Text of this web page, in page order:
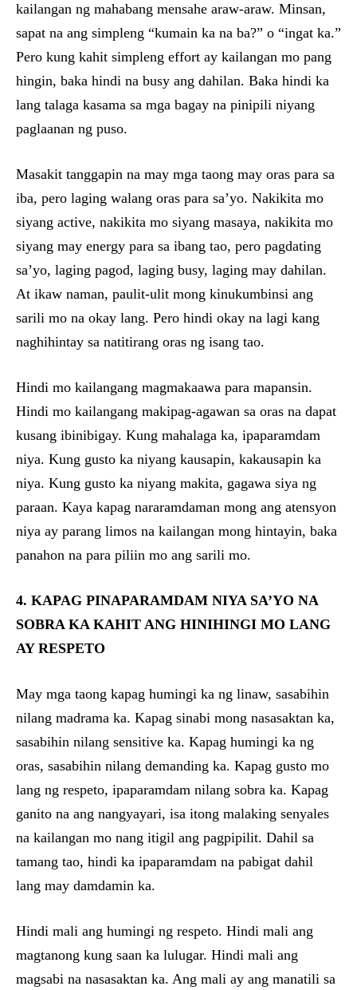
kailangan ng mahabang mensahe araw-araw. Minsan,
sapat na ang simpleng “kumain ka na ba?” o “ingat ka.”
Pero kung kahit simpleng effort ay kailangan mo pang
hingin, baka hindi na busy ang dahilan. Baka hindi ka
lang talaga kasama sa mga bagay na pinipili niyang
paglaanan ng puso.
Masakit tanggapin na may mga taong may oras para sa
iba, pero laging walang oras para sa’yo. Nakikita mo
siyang active, nakikita mo siyang masaya, nakikita mo
siyang may energy para sa ibang tao, pero pagdating
sa’yo, laging pagod, laging busy, laging may dahilan.
At ikaw naman, paulit-ulit mong kinukumbinsi ang
sarili mo na okay lang. Pero hindi okay na lagi kang
naghihintay sa natitirang oras ng isang tao.
Hindi mo kailangang magmakaawa para mapansin.
Hindi mo kailangang makipag-agawan sa oras na dapat
kusang ibinibigay. Kung mahalaga ka, ipaparamdam
niya. Kung gusto ka niyang kausapin, kakausapin ka
niya. Kung gusto ka niyang makita, gagawa siya ng
paraan. Kaya kapag nararamdaman mong ang atensyon
niya ay parang limos na kailangan mong hintayin, baka
panahon na para piliin mo ang sarili mo.
4. KAPAG PINAPARAMDAM NIYA SA’YO NA
SOBRA KA KAHIT ANG HINIHINGI MO LANG
AY RESPETO
May mga taong kapag humingi ka ng linaw, sasabihin
nilang madrama ka. Kapag sinabi mong nasasaktan ka,
sasabihin nilang sensitive ka. Kapag humingi ka ng
oras, sasabihin nilang demanding ka. Kapag gusto mo
lang ng respeto, ipaparamdam nilang sobra ka. Kapag
ganito na ang nangyayari, isa itong malaking senyales
na kailangan mo nang itigil ang pagpipilit. Dahil sa
tamang tao, hindi ka ipaparamdam na pabigat dahil
lang may damdamin ka.
Hindi mali ang humingi ng respeto. Hindi mali ang
magtanong kung saan ka lulugar. Hindi mali ang
magsabi na nasasaktan ka. Ang mali ay ang manatili sa